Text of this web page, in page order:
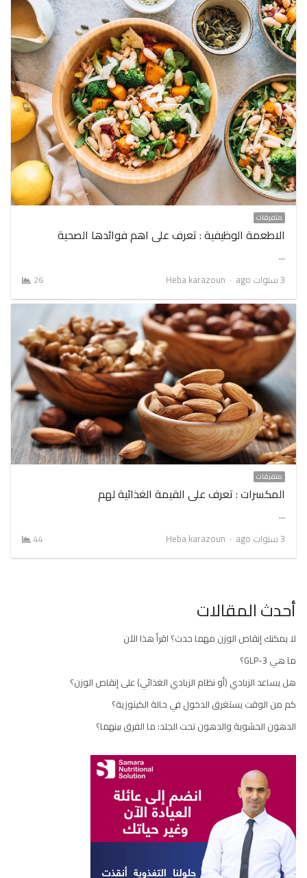
متفرقات
الاطعمة الوظيفية : تعرف على اهم فوائدها الصحية
…
3 سنوات ago
Author
Heba karazoun
26
متفرقات
المكسرات : تعرف على القيمة الغذائية لهم
…
3 سنوات ago
Author
Heba karazoun
44
أحدث المقالات
لا يمكنك إنقاص الوزن مهما حدث؟ اقرأ هذا الآن
ما هي GLP-3؟
هل يساعد الزبادي (أو نظام الزبادي الغذائي) على إنقاص الوزن؟
كم من الوقت يستغرق الدخول في حالة الكيتوزية؟
الدهون الحشوية والدهون تحت الجلد: ما الفرق بينهما؟